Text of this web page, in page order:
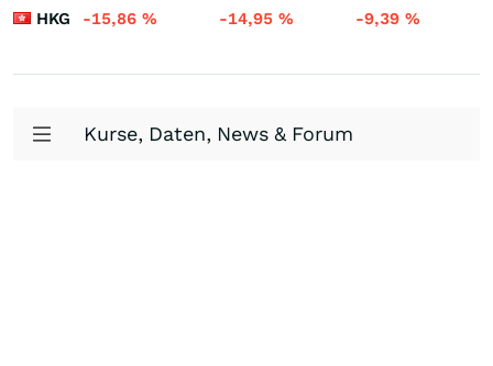
HKG -15,86 % -14,95 % -9,39 %
Kurse, Daten, News & Forum